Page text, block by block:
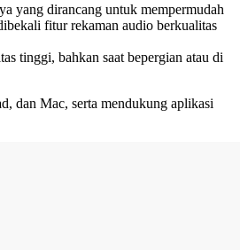
yang dirancang untuk mempermudah
fitur rekaman audio berkualitas
tinggi, bahkan saat bepergian atau di
dan Mac, serta mendukung aplikasi